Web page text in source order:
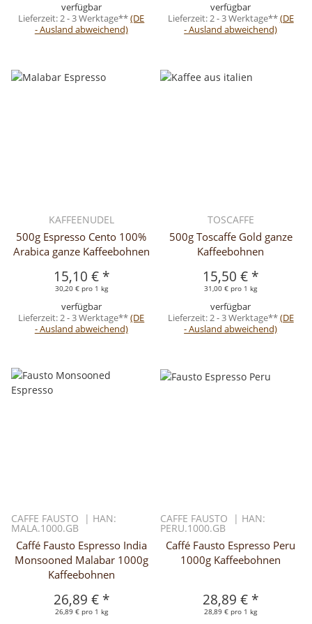
verfügbar
Lieferzeit:2 - 3 Werktage**(DE
- Ausland abweichend)
verfügbar
Lieferzeit:2 - 3 Werktage**(DE
- Ausland abweichend)
KAFFEENUDEL
500g Espresso Cento 100%
Arabica ganze Kaffeebohnen
15,10 € *
30,20 € pro 1 kg
verfügbar
Lieferzeit:2 - 3 Werktage**(DE
- Ausland abweichend)
TOSCAFFE
500g Toscaffe Gold ganze
Kaffeebohnen
15,50 € *
31,00 € pro 1 kg
verfügbar
Lieferzeit:2 - 3 Werktage**(DE
- Ausland abweichend)
CAFFE FAUSTO | HAN:
MALA.1000.GB
Caffé Fausto Espresso India
Monsooned Malabar 1000g
Kaffeebohnen
26,89 € *
26,89 € pro 1 kg
CAFFE FAUSTO | HAN:
PERU.1000.GB
Caffé Fausto Espresso Peru
1000g Kaffeebohnen
28,89 € *
28,89 € pro 1 kg